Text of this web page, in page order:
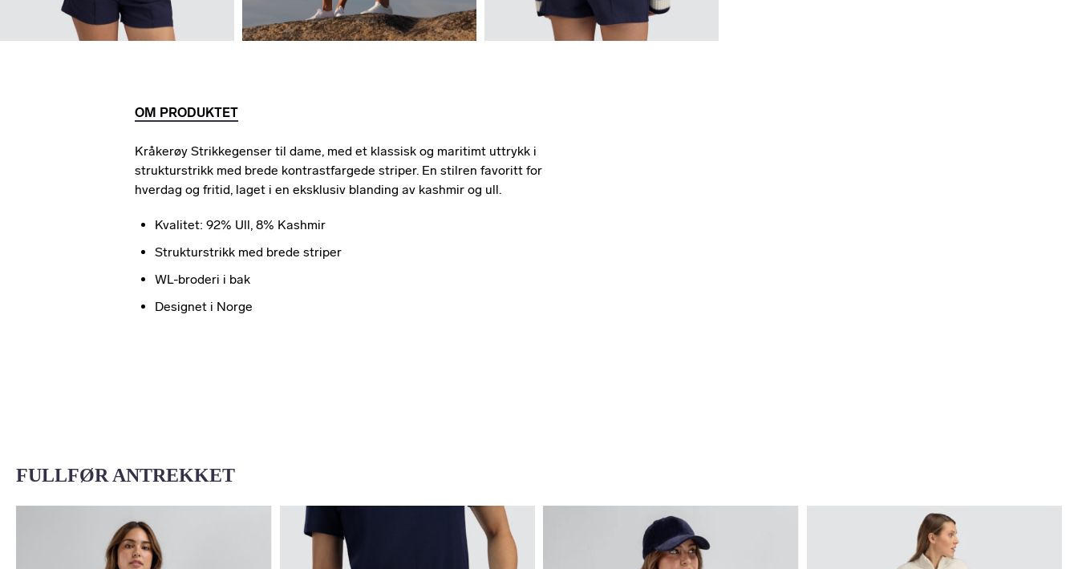
OM PRODUKTET
Kråkerøy Strikkegenser til dame, med et klassisk og maritimt uttrykk i
strukturstrikk med brede kontrastfargede striper. En stilren favoritt for
hverdag og fritid, laget i en eksklusiv blanding av kashmir og ull.
Kvalitet: 92% Ull, 8% Kashmir
Strukturstrikk med brede striper
WL-broderi i bak
Designet i Norge
FULLFØR ANTREKKET